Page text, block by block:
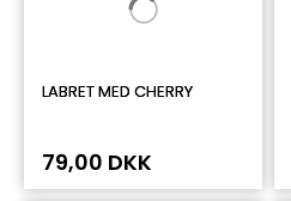
LABRET MED CHERRY
79,00 DKK